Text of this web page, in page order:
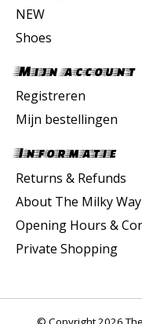
NEW
Shoes
Mijn account
Registreren
Mijn bestellingen
Informatie
Returns & Refunds
About The Milky Way
Opening Hours &
Private Shopping